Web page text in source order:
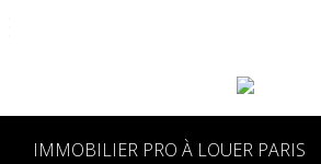
IMMOBILIER PRO À LOUER PARIS